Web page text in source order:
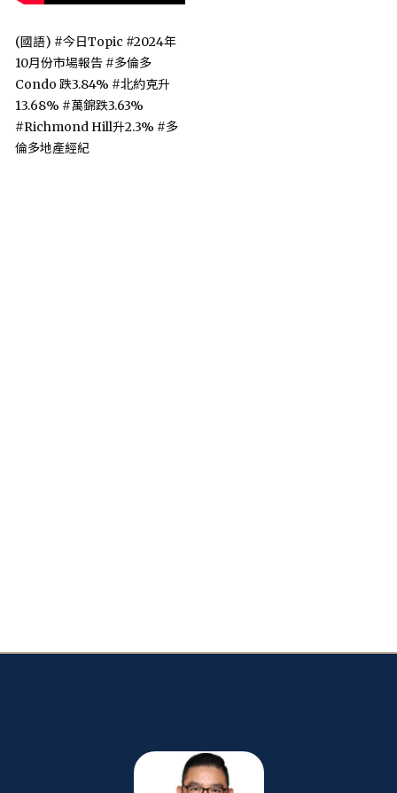
(國語) #今日Topic #2024年
10月份市場報告 #多倫多
Condo 跌3.84% #北約克升
13.68% #萬錦跌3.63%
#Richmond Hill升2.3% #多
倫多地產經紀